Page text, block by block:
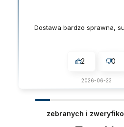
Dostawa bardzo sprawna,
2 0
2026-06-23
zebranych i